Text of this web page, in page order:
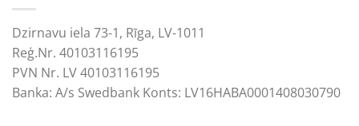
Dzirnavu iela 73-1, Rīga, LV-1011
Reģ.Nr. 40103116195
PVN Nr. LV 40103116195
Banka: A/s Swedbank Konts: LV16HABA0001408030790